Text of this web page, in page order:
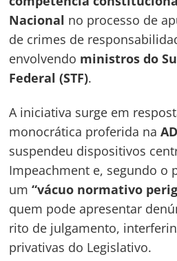
Nacional no processo de
de crimes de
envolvendo ministros do
Federal (STF).
A iniciativa surge em
monocrática proferida na
suspendeu dispositivos
Impeachment e, segundo o
um“vácuo normativo
quem pode apresentar
rito de julgamento,
privativas do Legislativo.